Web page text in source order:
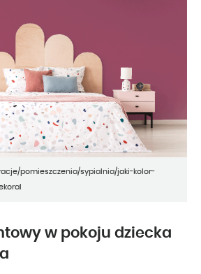
pomieszczenia/sypialnia/jaki-kolor-
w pokoju dziecka